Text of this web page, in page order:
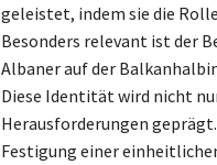
geleistet, indem sie die
Besonders relevant ist der
Albaner auf der
Diese Identität wird nicht
Herausforderungen
Festigung einer